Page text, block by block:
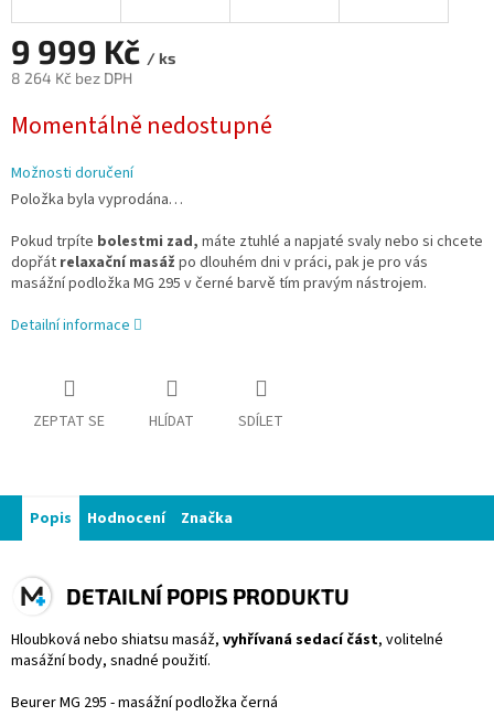
9 999 Kč / ks
8 264 Kč bez DPH
cena:
Momentálně nedostupné
Možnosti doručení
Položka byla vyprodána…
Pokud trpíte bolestmi zad, máte ztuhlé a napjaté svaly nebo si chcete
dopřát relaxační masáž po dlouhém dni v práci, pak je pro vás
masážní podložka MG 295 v černé barvě tím pravým nástrojem.
Detailní informace
ZEPTAT SE HLÍDAT SDÍLET
Popis Hodnocení Značka
DETAILNÍ POPIS PRODUKTU
Hloubková nebo shiatsu masáž, vyhřívaná sedací část, volitelné
masážní body, snadné použití.
Beurer MG 295 - masážní podložka černá